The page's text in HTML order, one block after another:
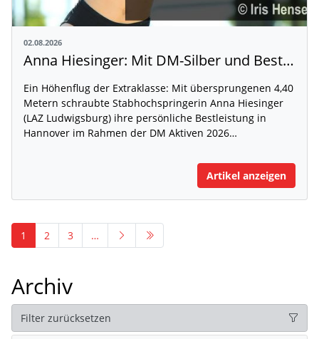
02.08.2026
Anna Hiesinger: Mit DM-Silber und Bestleistung zur U20-WM
Ein Höhenflug der Extraklasse: Mit übersprungenen 4,40
Metern schraubte Stabhochspringerin Anna Hiesinger
(LAZ Ludwigsburg) ihre persönliche Bestleistung in
Hannover im Rahmen der DM Aktiven 2026…
Artikel anzeigen
1 2 3 …
Archiv
Filter zurücksetzen